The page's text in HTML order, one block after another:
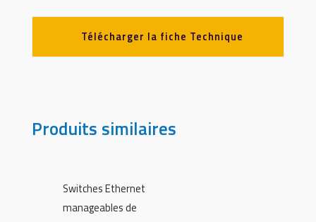
Télécharger la fiche Technique
Produits similaires
Switches Ethernet
manageables de